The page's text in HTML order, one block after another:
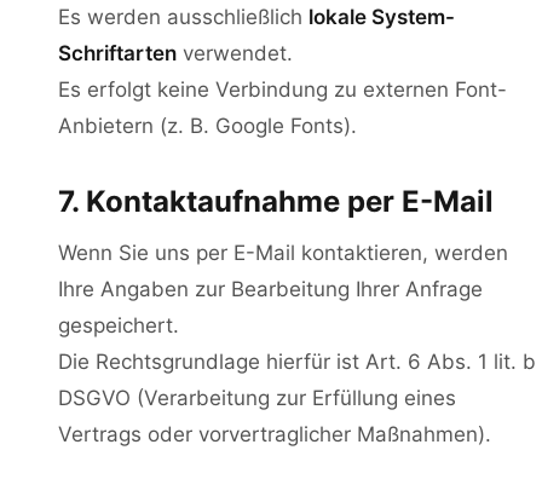
Es werden ausschließlich lokale System-
Schriftarten verwendet.
Es erfolgt keine Verbindung zu externen Font-
Anbietern (z. B. Google Fonts).
7. Kontaktaufnahme per E-Mail
Wenn Sie uns per E-Mail kontaktieren, werden
Ihre Angaben zur Bearbeitung Ihrer Anfrage
gespeichert.
Die Rechtsgrundlage hierfür ist Art. 6 Abs. 1 lit. b
DSGVO (Verarbeitung zur Erfüllung eines
Vertrags oder vorvertraglicher Maßnahmen).